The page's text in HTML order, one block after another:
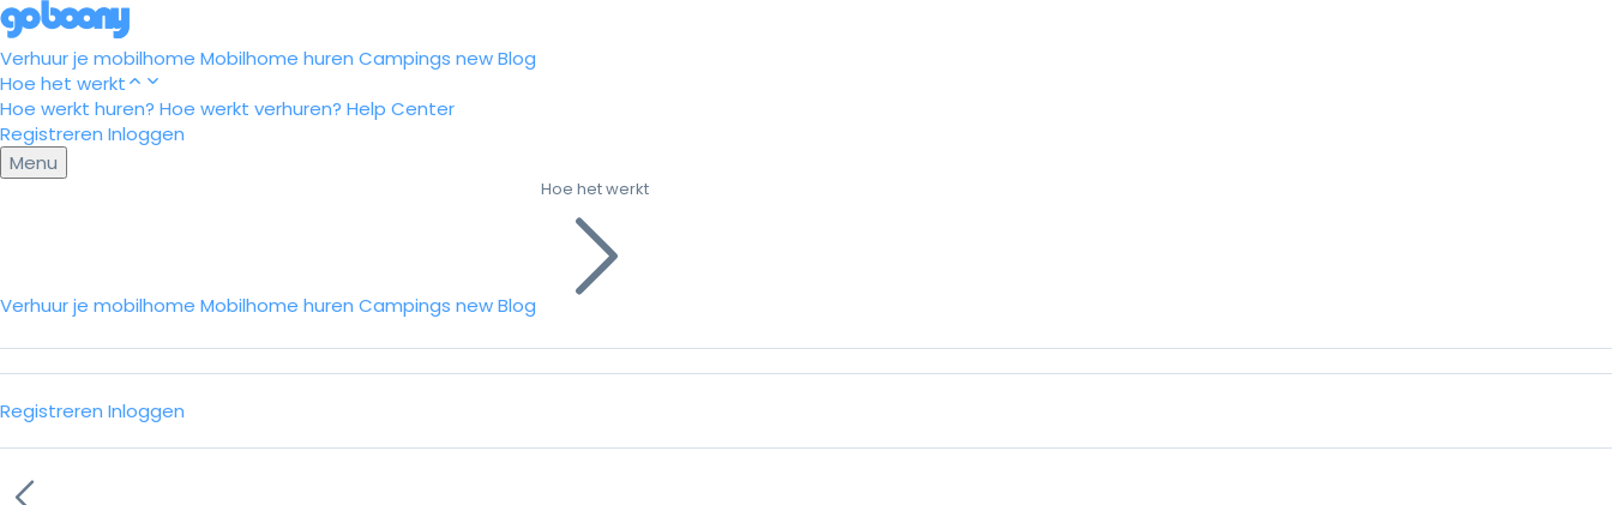
Verhuur je mobilhome Mobilhome huren Campings newBlog
Hoe het werkt
Hoe werkt huren? Hoe werkt verhuren? Help Center
Registreren Inloggen
Menu
Verhuur je mobilhome Mobilhome huren Campings newBlog
Hoe het werkt
Registreren Inloggen